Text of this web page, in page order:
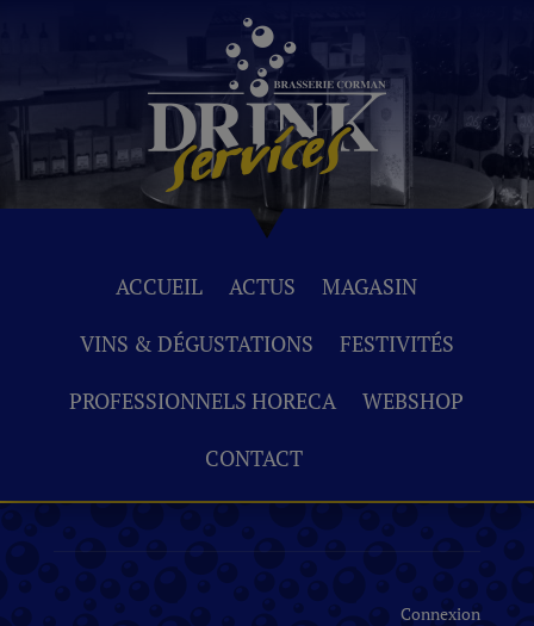
ACCUEIL ACTUS
MAGASIN
VINS & DÉGUSTATIONS
FESTIVITÉS
PROFESSIONNELS HORECA
WEBSHOP
CONTACT
Connexion